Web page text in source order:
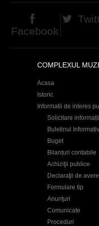
Facebook
COMPLEXUL
Acasa
Istoric
Informatii de interes
Solicitare
Buletinul
Buget
Bilanțuri contabile
Achiziţii publice
Declaraţii de
Formulare tip
Anunţuri
Comunicate
Proceduri